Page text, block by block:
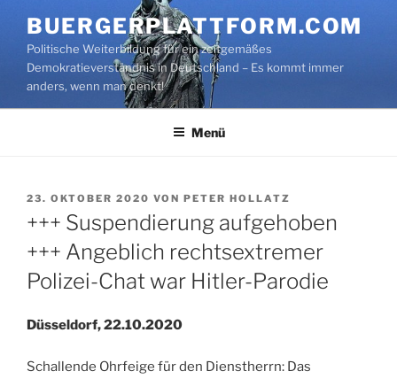
Inhalt
springen
BUERGERPLATTFORM.COM
Politische Weiterbildung für ein zeitgemäßes
Demokratieverständnis in Deutschland – Es kommt immer
anders, wenn man denkt!
Menü
VERÖFFENTLICHT
23. OKTOBER 2020 VON PETER HOLLATZ
+++ Suspendierung aufgehoben
+++ Angeblich rechtsextremer
Polizei-Chat war Hitler-Parodie
Düsseldorf, 22.10.2020
Schallende Ohrfeige für den Dienstherrn: Das